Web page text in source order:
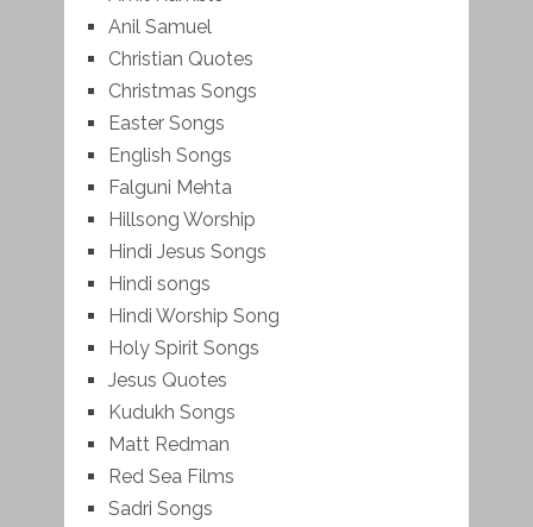
Anil Samuel
Christian Quotes
Christmas Songs
Easter Songs
English Songs
Falguni Mehta
Hillsong Worship
Hindi Jesus Songs
Hindi songs
Hindi Worship Song
Holy Spirit Songs
Jesus Quotes
Kudukh Songs
Matt Redman
Red Sea Films
Sadri Songs